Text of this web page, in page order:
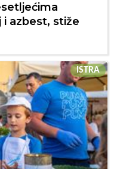
i azbest, stiže
ISTRA